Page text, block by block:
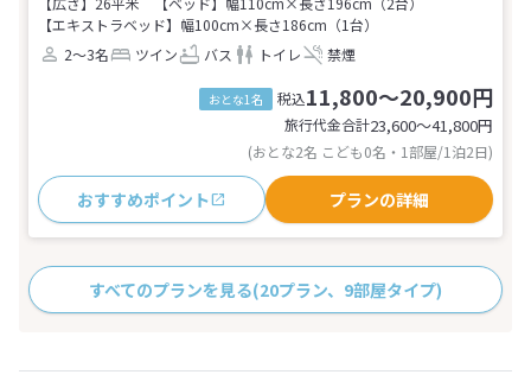
【エキストラベッド】幅100cm×長さ186cm（1台）
2～3名
ツイン バス トイレ 禁煙
おとな1名 税込11,800～20,900円
旅行代金合計23,600〜41,800円
(おとな2名 こども0名・1部屋/1泊2日)
おすすめポイント プランの詳細
すべてのプランを見る(20プラン、9部屋タイプ)